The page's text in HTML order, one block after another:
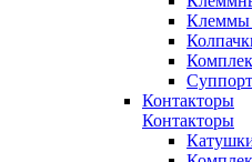
Клеммы
Контакторы
Контакторы